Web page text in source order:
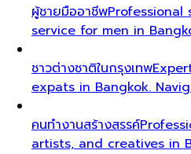
ผู้ชายมืออาชีพ
service for men in
ชาวต่างชาติในกรุงเทพ
expats in Bangkok.
คนทำงานสร้างสรรค์
artists, and creatives in